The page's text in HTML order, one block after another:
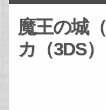
魔王の城
カ（3DS）